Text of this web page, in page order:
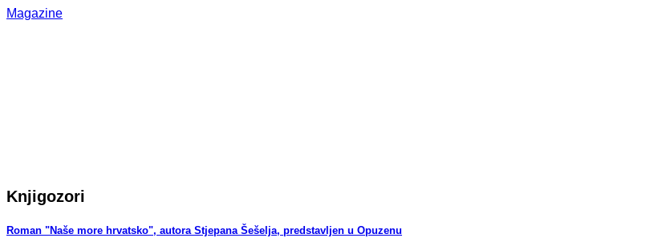
Magazine
Knjigozori
Roman "Naše more hrvatsko", autora Stjepana Šešelja, predstavljen u Opuzenu